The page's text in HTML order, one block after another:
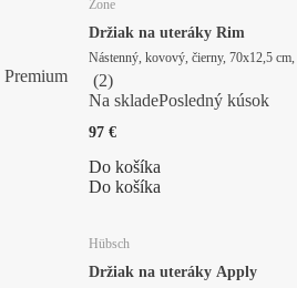
Premium
Zone
Držiak na uteráky Rim
(2)
Na skladePosledný kúsok
97 €
Do košíka
Do košíka
Hübsch
Držiak na uteráky Apply